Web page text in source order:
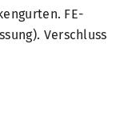
FE-
Verschluss